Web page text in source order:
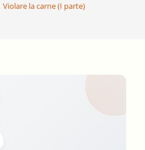
Violare la carne (I parte)